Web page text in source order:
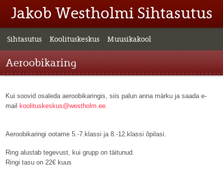
Jakob Westholmi Sihtasutus
Sihtasutus Koolituskeskus Muusikakool
Aeroobikaring
Kui soovid osaleda aeroobikaringis, siis palun anna märku ja saada e-
mail
koolituskeskus@westholm.ee.
Aeroobikaringi ootame 5.-7.klassi ja 8.-12.klassi õpilasi.
Ring alustab tegevust, kui grupp on täitunud.
Ringi tasu on 22€ kuus